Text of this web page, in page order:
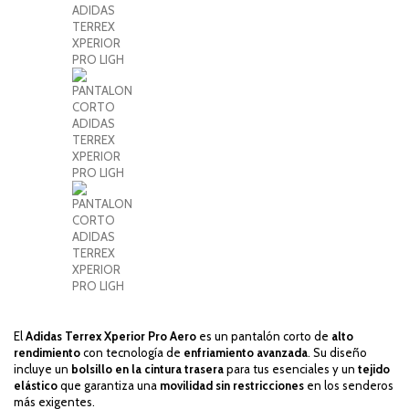
ElAdidas Terrex Xperior Pro Aero es un pantalón corto de alto
rendimientocon tecnología de enfriamiento avanzada. Su diseño
incluye un bolsillo en la cintura traserapara tus esenciales y un tejido
elásticoque garantiza una movilidad sin restricciones en los senderos
más exigentes.